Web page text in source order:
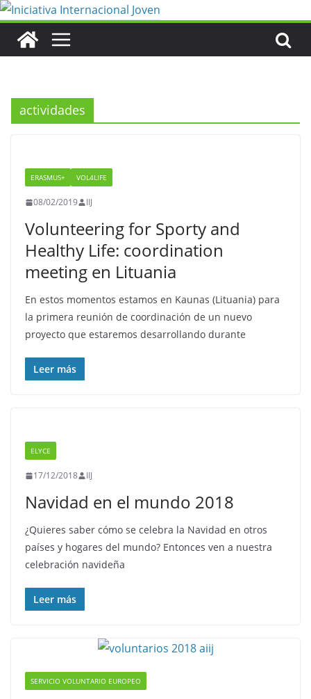
Saltar
contenido
actividades
ERASMUS+ VOL4LIFE
08/02/2019 IIJ
Volunteering for Sporty and
Healthy Life: coordination
meeting en Lituania
En estos momentos estamos en Kaunas (Lituania) para
la primera reunión de coordinación de un nuevo
proyecto que estaremos desarrollando durante
Leer más
ELYCE
17/12/2018 IIJ
Navidad en el mundo 2018
¿Quieres saber cómo se celebra la Navidad en otros
países y hogares del mundo? Entonces ven a nuestra
celebración navideña
Leer más
SERVICIO VOLUNTARIO EUROPEO